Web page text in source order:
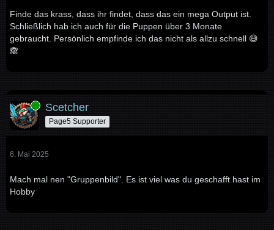
Finde das krass, dass ihr findet, dass das ein mega Output ist.
Schließlich hab ich auch für die Puppen über 3 Monate
gebraucht. Persönlich empfinde ich das nicht als allzu schnell 😅
🙈
Online Scetcher
Page5 Supporter
6. Mai 2025
Mach mal nen "Gruppenbild". Es ist viel was du geschafft hast im
Hobby